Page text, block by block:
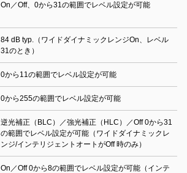
On／Off、0から31の範囲でレベル設定が可能
84 dB typ.（ワイドダイナミックレンジOn、レベル
31のとき）
0から11の範囲でレベル設定が可能
0から255の範囲でレベル設定が可能
逆光補正（BLC）／強光補正（HLC）／Off 0から31
の範囲でレベル設定が可能（ワイドダイナミックレ
ンジ/インテリジェントオートがOff 時のみ）
On／Off 0から8の範囲でレベル設定が可能（インテ